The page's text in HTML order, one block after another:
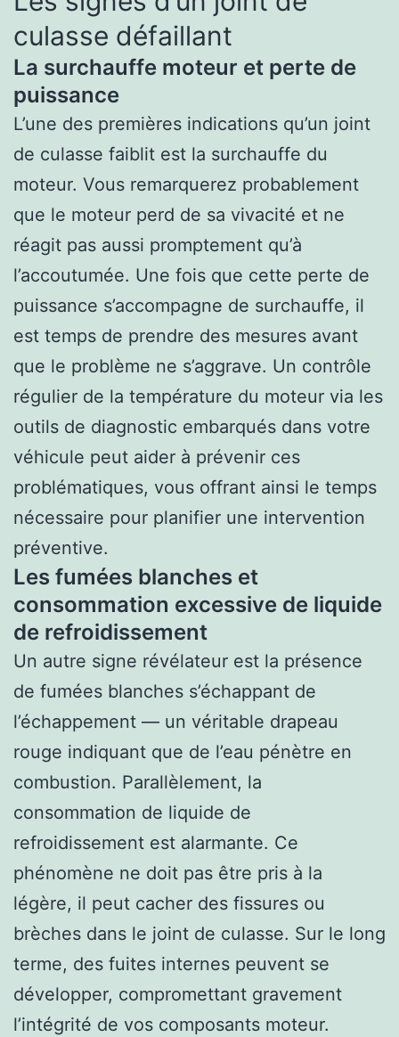
culasse défaillant
La surchauffe moteur et perte de
puissance
L’une des premières indications qu’un joint
de culasse faiblit est la surchauffe du
moteur. Vous remarquerez probablement
que le moteur perd de sa vivacité et ne
réagit pas aussi promptement qu’à
l’accoutumée. Une fois que cette perte de
puissance s’accompagne de surchauffe, il
est temps de prendre des mesures avant
que le problème ne s’aggrave. Un contrôle
régulier de la température du moteur via les
outils de diagnostic embarqués dans votre
véhicule peut aider à prévenir ces
problématiques, vous offrant ainsi le temps
nécessaire pour planifier une intervention
préventive.
Les fumées blanches et
consommation excessive de liquide
de refroidissement
Un autre signe révélateur est la présence
de fumées blanches s’échappant de
l’échappement — un véritable drapeau
rouge indiquant que de l’eau pénètre en
combustion. Parallèlement, la
consommation de liquide de
refroidissement est alarmante. Ce
phénomène ne doit pas être pris à la
légère, il peut cacher des fissures ou
brèches dans le joint de culasse. Sur le long
terme, des fuites internes peuvent se
développer, compromettant gravement
l’intégrité de vos composants moteur.